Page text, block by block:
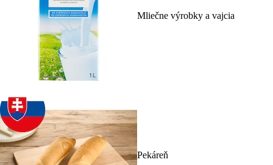
Mliečne výrobky a vajcia
Pekáreň